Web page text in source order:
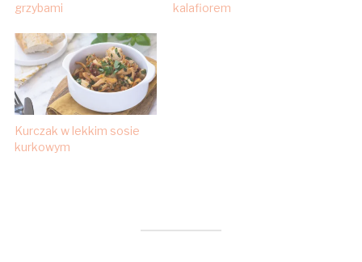
grzybami
kalafiorem
Kurczak w lekkim sosie
kurkowym